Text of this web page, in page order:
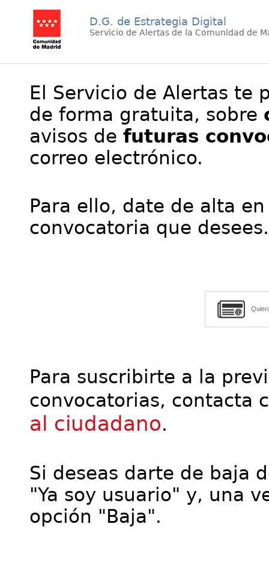
D.G. de Estrategia Digital
Servicio de Alertas de la Comunidad de
El Servicio de Alertas te
de forma gratuita, sobre
avisos de futuras
correo electrónico.
Para ello, date de alta
convocatoria que desees.
Para suscribirte a la
convocatorias, contacta
al ciudadano.
Si deseas darte de baja
"Ya soy usuario" y, una
opción "Baja".